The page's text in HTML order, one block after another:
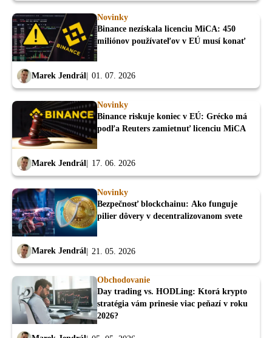
Novinky
Binance nezískala licenciu MiCA: 450
miliónov používateľov v EÚ musí konať
Marek Jendrál 01. 07. 2026
Novinky
Binance riskuje koniec v EÚ: Grécko má
podľa Reuters zamietnuť licenciu MiCA
Marek Jendrál 17. 06. 2026
Novinky
Bezpečnosť blockchainu: Ako funguje
pilier dôvery v decentralizovanom svete
Marek Jendrál 21. 05. 2026
Obchodovanie
Day trading vs. HODLing: Ktorá krypto
stratégia vám prinesie viac peňazí v roku
2026?